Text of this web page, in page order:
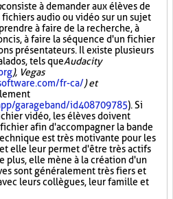
consiste à demander aux élèves de
audio ou vidéo sur un sujet
à faire de la recherche, à
à faire la séquence d'un fichier
présentateurs. Il existe plusieurs
tels queAudacity
), Vegas
fr-ca/) et
garageband/id408709785). Si
vidéo, les élèves doivent
afin d'accompagner la bande
est très motivante pour les
elle leur permet d'être très actifs
plus, elle mène à la création d'un
sont généralement très fiers et
leurs collègues, leur famille et